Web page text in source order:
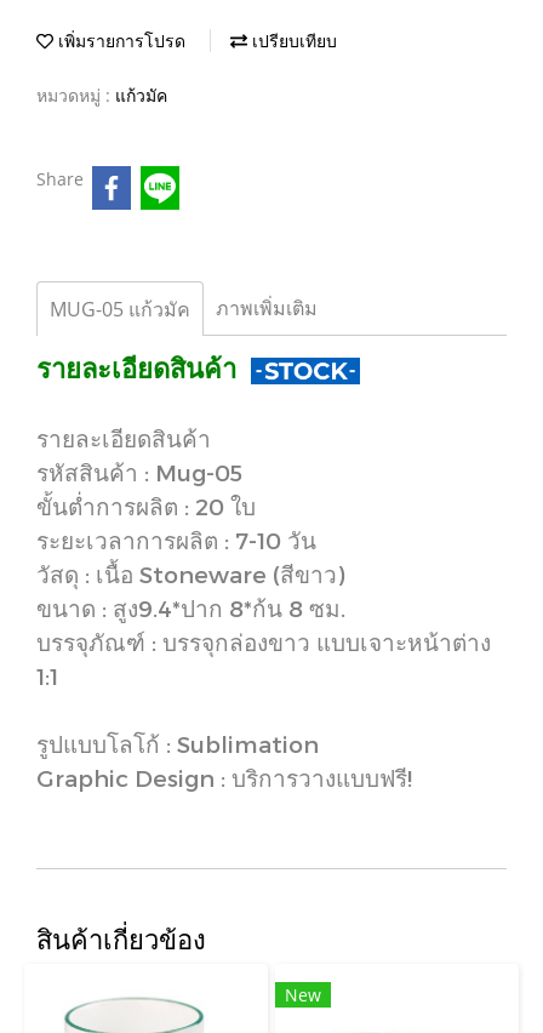
เพิ่มรายการโปรด เปรียบเทียบ
หมวดหมู่ : แก้วมัค
Share
MUG-05 แก้วมัค ภาพเพิ่มเติม
รายละเอียดสินค้า
รายละเอียดสินค้า
รหัสสินค้า : Mug-05
ขั้นต่ำการผลิต : 20 ใบ
ระยะเวลาการผลิต : 7-10 วัน
วัสดุ : เนื้อ Stoneware (สีขาว)
ขนาด : สูง9.4*ปาก 8*ก้น 8 ซม.
บรรจุภัณฑ์ : บรรจุกล่องขาว แบบเจาะหน้าต่าง
1:1
รูปแบบโลโก้ : Sublimation
Graphic Design : บริการวางแบบฟรี!
สินค้าเกี่ยวข้อง
New